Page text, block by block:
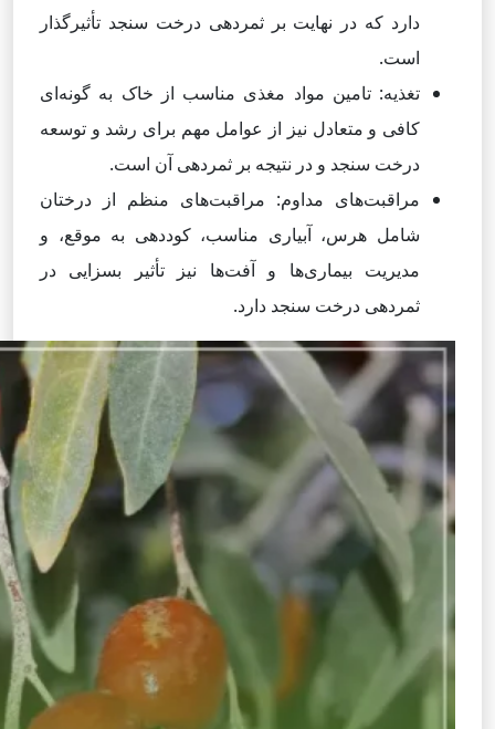
دارد که در نهایت بر ثمردهی درخت سنجد تأثیرگذار
است.
تغذیه: تامین مواد مغذی مناسب از خاک به گونه‌ای
کافی و متعادل نیز از عوامل مهم برای رشد و توسعه
درخت سنجد و در نتیجه بر ثمردهی آن است.
مراقبت‌های مداوم: مراقبت‌های منظم از درختان
شامل هرس، آبیاری مناسب، کوددهی به موقع، و
مدیریت بیماری‌ها و آفت‌ها نیز تأثیر بسزایی در
ثمردهی درخت سنجد دارد.